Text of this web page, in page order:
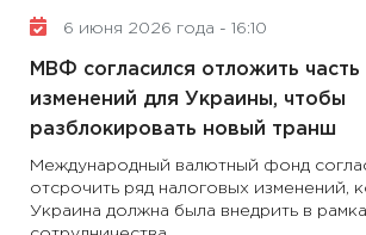
6 июня 2026 года - 16:10
МВФ согласился отложить часть
изменений для Украины, чтобы
разблокировать новый транш
Международный валютный фонд
отсрочить ряд налоговых изменений,
Украина должна была внедрить в